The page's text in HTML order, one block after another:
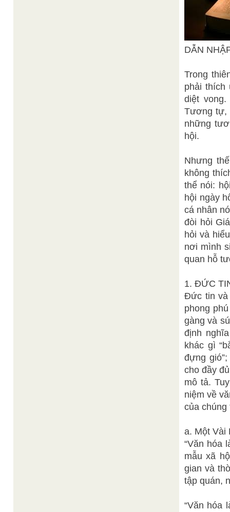
DẪN
Trong
phải thích
diệt
Tương tự,
những
hội.
Nhưng
không
thể nói:
hội ngày
cá nhân
đòi hỏi
hỏi và
nơi mình
quan hỗ
1. ĐỨC
Đức tin và
phong
gàng và
định
khác gì
đựng
cho đầy
mô tả.
niệm về
của chúng
a. Một Vài
“Văn hóa
mẫu xã
gian và
tập quán,
“Văn hóa